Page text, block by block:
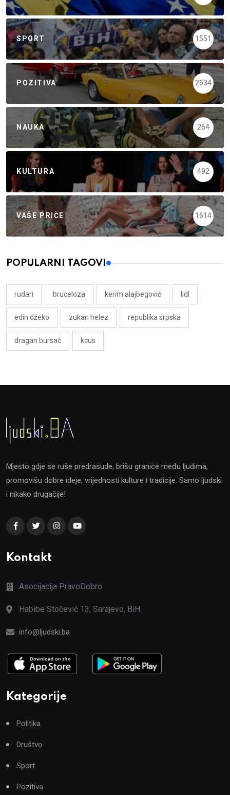
SPORT 1551
POZITIVA 2634
NAUKA 264
KULTURA 492
VAŠE PRIČE 1614
POPULARNI TAGOVI
rudari bruceloza kerim alajbegović lidl
edin džeko zukan helez republika srpska
dragan bursač kcus
Mjesto gdje se ruše predrasude, brišu granice među ljudima,
promovišu dobre ideje, vrijednosti kulture i tradicije. Samo ljudski
i nikako drugačije!
Kontakt
Asocijacija PravoDobro
Habibe Stočević 13, Sarajevo, BiH
info@ljudski.ba
Kategorije
Politika
Društvo
Sport
Pozitiva